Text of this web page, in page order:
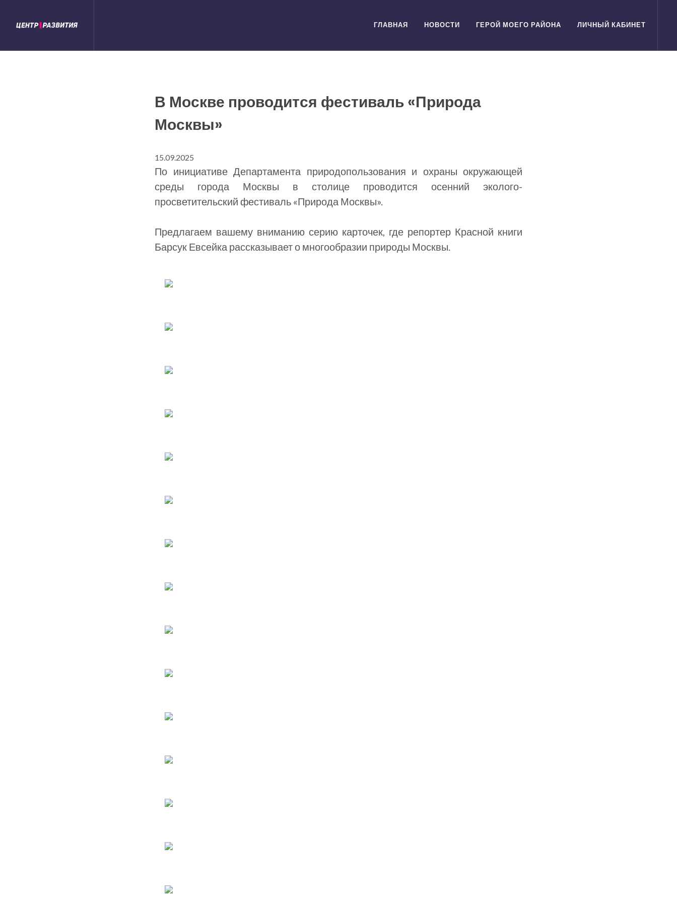
ГЛАВНАЯ НОВОСТИ ГЕРОЙ МОЕГО РАЙОНА ЛИЧНЫЙ КАБИНЕТ
В Москве проводится фестиваль «Природа
Москвы»
15.09.2025
По инициативе Департамента природопользования и охраны окружающей
среды города Москвы в столице проводится осенний эколого-
просветительский фестиваль «Природа Москвы».
Предлагаем вашему вниманию серию карточек, где репортер Красной книги
Барсук Евсейка рассказывает о многообразии природы Москвы.